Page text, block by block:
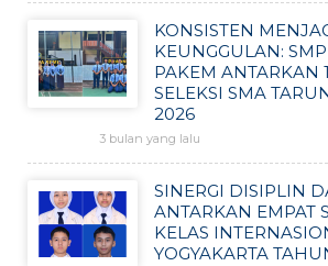
KONSISTEN
KEUNGGULAN:
PAKEM ANTARKAN
SELEKSI SMA
2026
3 bulan yang lalu
SINERGI DISIPLIN
ANTARKAN EMPAT
KELAS
YOGYAKARTA